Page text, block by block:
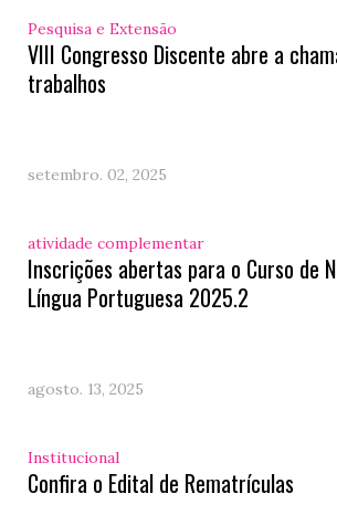
Pesquisa e Extensão
VIII Congresso Discente abre a
trabalhos
setembro. 02, 2025
atividade complementar
Inscrições abertas para o Curso de
Língua Portuguesa 2025.2
agosto. 13, 2025
Institucional
Confira o Edital de Rematrículas